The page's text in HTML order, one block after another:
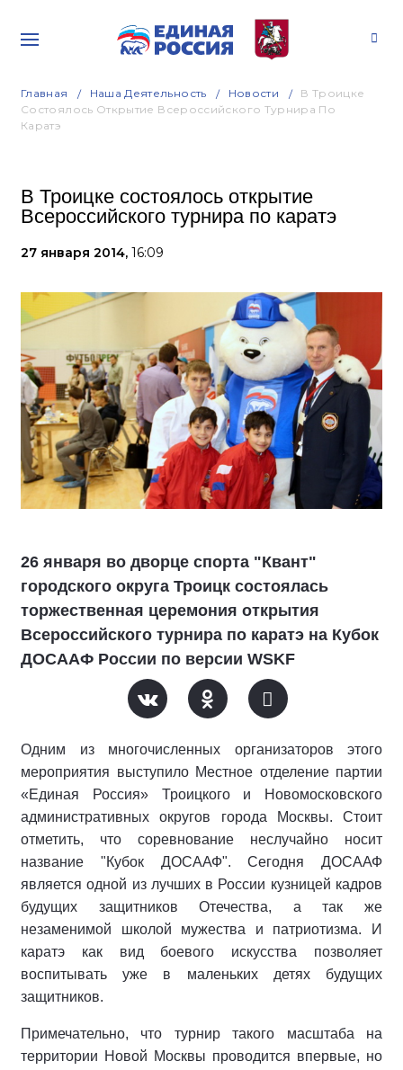
Главная Наша Деятельность Новости
В Троицке
Состоялось Открытие Всероссийского Турнира По
Каратэ
В Троицке состоялось открытие
Всероссийского турнира по каратэ
27 января 2014, 16:09
26 января во дворце спорта "Квант"
городского округа Троицк состоялась
торжественная церемония открытия
Всероссийского турнира по каратэ на Кубок
ДОСААФ России по версии WSKF
Одним из многочисленных организаторов этого
мероприятия выступило Местное отделение партии
«Единая Россия» Троицкого и Новомосковского
административных округов города Москвы. Стоит
отметить, что соревнование неслучайно носит
название "Кубок ДОСААФ". Сегодня ДОСААФ
является одной из лучших в России кузницей кадров
будущих защитников Отечества, а так же
незаменимой школой мужества и патриотизма. И
каратэ как вид боевого искусства позволяет
воспитывать уже в маленьких детях будущих
защитников.
Примечательно, что турнир такого масштаба на
территории Новой Москвы проводится впервые, но